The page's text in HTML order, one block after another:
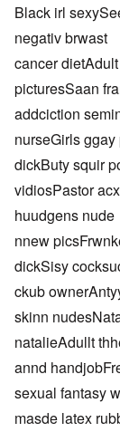
Black irl
negativ brwast
cancer
picturesSaan
addciction
nurseGirls
dickButy squir
vidiosPastor
huudgens nude
nnew
dickSisy
ckub
skinn
natalieAdullt
annd
sexual fantasy
masde latex